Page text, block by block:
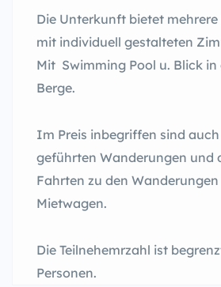
Die Unterkunft bietet mehrere
mit individuell gestalteten
Mit Swimming Pool u. Blick in
Berge.
Im Preis inbegriffen sind
geführten Wanderungen und
Fahrten zu den Wanderungen
Mietwagen.
Die Teilnehemrzahl ist
Personen.